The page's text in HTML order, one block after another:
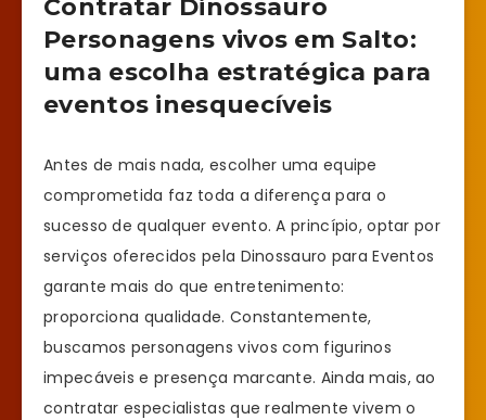
Contratar Dinossauro
Personagens vivos em Salto:
uma escolha estratégica para
eventos inesquecíveis
Antes de mais nada, escolher uma equipe
comprometida faz toda a diferença para o
sucesso de qualquer evento. A princípio, optar por
serviços oferecidos pela Dinossauro para Eventos
garante mais do que entretenimento:
proporciona qualidade. Constantemente,
buscamos personagens vivos com figurinos
impecáveis e presença marcante. Ainda mais, ao
contratar especialistas que realmente vivem o